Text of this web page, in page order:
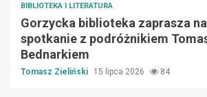
BIBLIOTEKA I LITERATURA
Gorzycka biblioteka zaprasza
spotkanie z podróżnikiem
Bednarkiem
Tomasz Zieliński 15 lipca 2026 84